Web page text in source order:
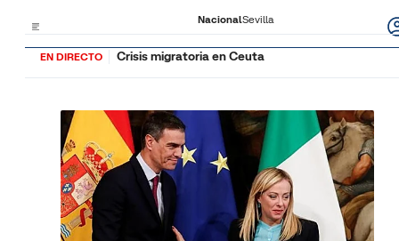
NacionalSevilla
EN DIRECTO Crisis migratoria en Ceuta